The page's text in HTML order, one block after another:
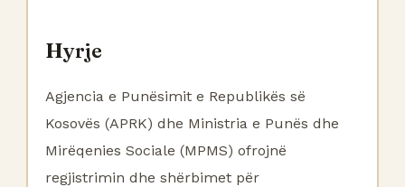
Hyrje
Agjencia e Punësimit e Republikës së
Kosovës (APRK) dhe Ministria e Punës dhe
Mirëqenies Sociale (MPMS) ofrojnë
regjistrimin dhe shërbimet për